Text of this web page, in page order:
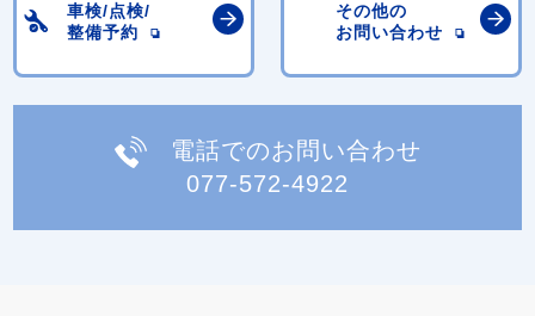
車検/点検/
整備予約
その他の
お問い合わせ
電話でのお問い合わせ
077-572-4922